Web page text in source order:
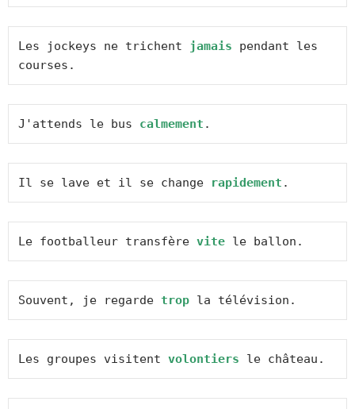
Les jockeys ne trichent jamais pendant les
courses.
J'attends le bus calmement .
Il se lave et il se change rapidement .
Le footballeur transfère vite le ballon.
Souvent, je regarde trop la télévision.
Les groupes visitent volontiers le château.